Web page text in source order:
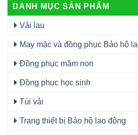
DANH MỤC SẢN PHẨM
Vải lau
May mặc và đồng phục Bảo hộ
Đồng phục mầm non
Đồng phục học sinh
Túi vải
Trang thiết bị Bảo hộ lao động